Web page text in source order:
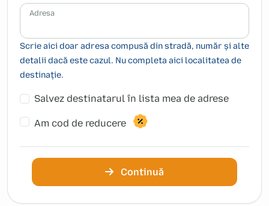
Adresa
Scrie aici doar adresa compusă din stradă, număr și alte
detalii dacă este cazul. Nu completa aici localitatea de
destinație.
Salvez destinatarul în lista mea de adrese
Am cod de reducere
Continuă